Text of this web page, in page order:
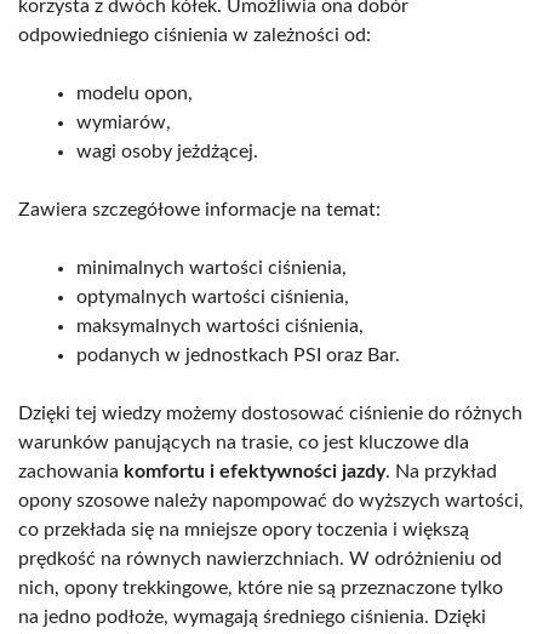
korzysta z dwóch kółek. Umożliwia ona dobór
odpowiedniego ciśnienia w zależności od:
modelu opon,
wymiarów,
wagi osoby jeżdżącej.
Zawiera szczegółowe informacje na temat:
minimalnych wartości ciśnienia,
optymalnych wartości ciśnienia,
maksymalnych wartości ciśnienia,
podanych w jednostkach PSI oraz Bar.
Dzięki tej wiedzy możemy dostosować ciśnienie do różnych
warunków panujących na trasie, co jest kluczowe dla
zachowania komfortu i efektywności jazdy. Na przykład
opony szosowe należy napompować do wyższych wartości,
co przekłada się na mniejsze opory toczenia i większą
prędkość na równych nawierzchniach. W odróżnieniu od
nich, opony trekkingowe, które nie są przeznaczone tylko
na jedno podłoże, wymagają średniego ciśnienia. Dzięki